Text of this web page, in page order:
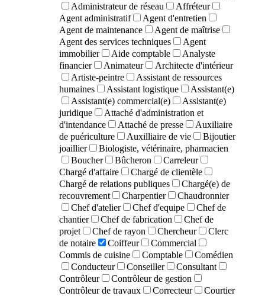
Administrateur de réseau
Affréteur
Agent administratif
Agent d'entretien
Agent de maintenance
Agent de maîtrise
Agent des services techniques
Agent
immobilier
Aide comptable
Analyste
financier
Animateur
Architecte d'intérieur
Artiste-peintre
Assistant de ressources
humaines
Assistant logistique
Assistant(e)
Assistant(e) commercial(e)
Assistant(e)
juridique
Attaché d'administration et
d'intendance
Attaché de presse
Auxiliaire
de puériculture
Auxilliaire de vie
Bijoutier
joaillier
Biologiste, vétérinaire, pharmacien
Boucher
Bûcheron
Carreleur
Chargé d'affaire
Chargé de clientèle
Chargé de relations publiques
Chargé(e) de
recouvrement
Charpentier
Chaudronnier
Chef d'atelier
Chef d'equipe
Chef de
chantier
Chef de fabrication
Chef de
projet
Chef de rayon Chercheur
Clerc
de notaire
Coiffeur
Commercial
Commis de cuisine
Comptable
Comédien
Conducteur
Conseiller
Consultant
Contrôleur
Contrôleur de gestion
Contrôleur de travaux
Correcteur
Courtier